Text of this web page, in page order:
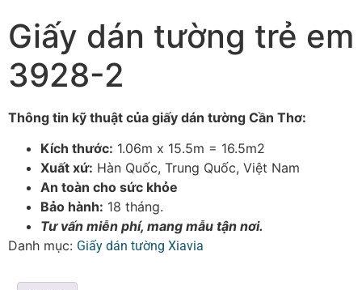
Giấy dán tường trẻ em
3928-2
Thông tin kỹ thuật của giấy dán tường Cần Thơ:
Kích thước: 1.06m x 15.5m = 16.5m2
Xuất xứ: Hàn Quốc, Trung Quốc, Việt Nam
An toàn cho sức khỏe
Bảo hành: 18 tháng.
Tư vấn miễn phí, mang mẫu tận nơi.
Danh mục: Giấy dán tường Xiavia